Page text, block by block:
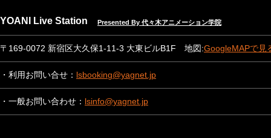
YOANI Live Station Presented By 代々木アニメーション学院
〒169-0072 新宿区大久保1-11-3 大東ビルB1F 地図:GoogleMAPで見
・利用お問い合せ： lsbooking@yagnet.jp
・一般お問い合わせ： lsinfo@yagnet.jp